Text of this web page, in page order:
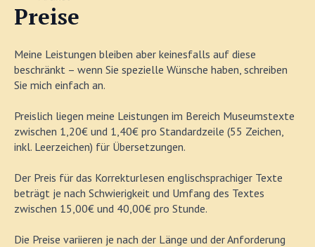
Preise
Meine Leistungen bleiben aber keinesfalls auf diese
beschränkt – wenn Sie spezielle Wünsche haben, schreiben
Sie mich einfach an.
Preislich liegen meine Leistungen im Bereich Museumstexte
zwischen 1,20€ und 1,40€ pro Standardzeile (55 Zeichen,
inkl. Leerzeichen) für Übersetzungen.
Der Preis für das Korrekturlesen englischsprachiger Texte
beträgt je nach Schwierigkeit und Umfang des Textes
zwischen 15,00€ und 40,00€ pro Stunde.
Die Preise variieren je nach der Länge und der Anforderung